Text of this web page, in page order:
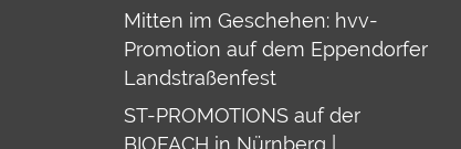
Mitten im Geschehen: hvv-
Promotion auf dem Eppendorfer
Landstraßenfest
ST-PROMOTIONS auf der
BIOFACH in Nürnberg |